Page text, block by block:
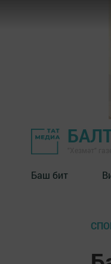
Баш бит